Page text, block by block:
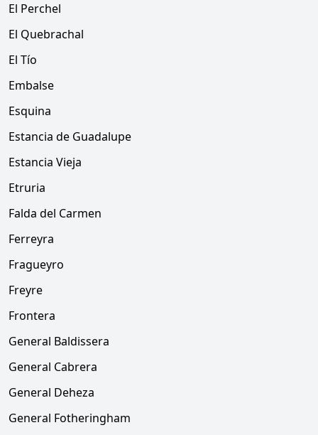
El Perchel
El Quebrachal
El Tío
Embalse
Esquina
Estancia de Guadalupe
Estancia Vieja
Etruria
Falda del Carmen
Ferreyra
Fragueyro
Freyre
Frontera
General Baldissera
General Cabrera
General Deheza
General Fotheringham